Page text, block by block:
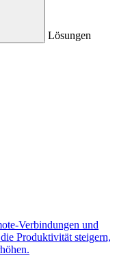
Lösungen
Verbindungen und
Produktivität steigern,